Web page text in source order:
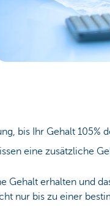
bis Ihr Gehalt 105%
eine zusätzliche
Gehalt erhalten und
nur bis zu einer